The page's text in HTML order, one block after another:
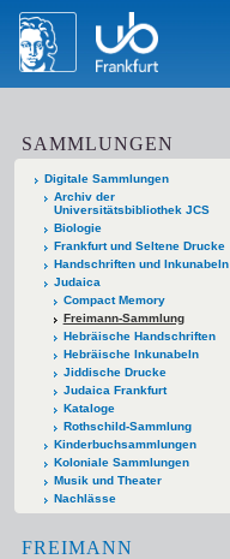
SAMMLUNGEN
Digitale Sammlungen
Archiv der
Universitätsbibliothek JCS
Biologie
Frankfurt und Seltene Drucke
Handschriften und Inkunabeln
Judaica
Compact Memory
Freimann-Sammlung
Hebräische Handschriften
Hebräische Inkunabeln
Jiddische Drucke
Judaica Frankfurt
Kataloge
Rothschild-Sammlung
Kinderbuchsammlungen
Koloniale Sammlungen
Musik und Theater
Nachlässe
FREIMANN